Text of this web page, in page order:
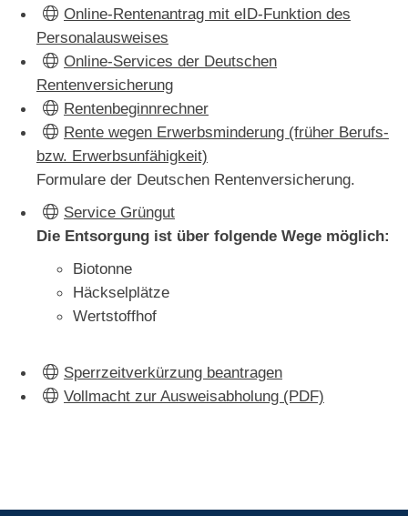
Online-Rentenantrag mit eID-Funktion des
Personalausweises
Online-Services der Deutschen
Rentenversicherung
Rentenbeginnrechner
Rente wegen Erwerbsminderung (früher Berufs-
bzw. Erwerbsunfähigkeit)
Formulare der Deutschen Rentenversicherung.
Service Grüngut
Die Entsorgung ist über folgende Wege möglich:
Biotonne
Häckselplätze
Wertstoffhof
Sperrzeitverkürzung beantragen
Vollmacht zur Ausweisabholung (PDF)